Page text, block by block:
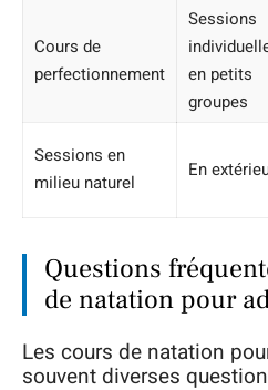
Cours de
perfectionnement
Sessions
en petits
groupes
Sessions en
milieu naturel
En
Questions
de natation pour
Les cours de natation
souvent diverses